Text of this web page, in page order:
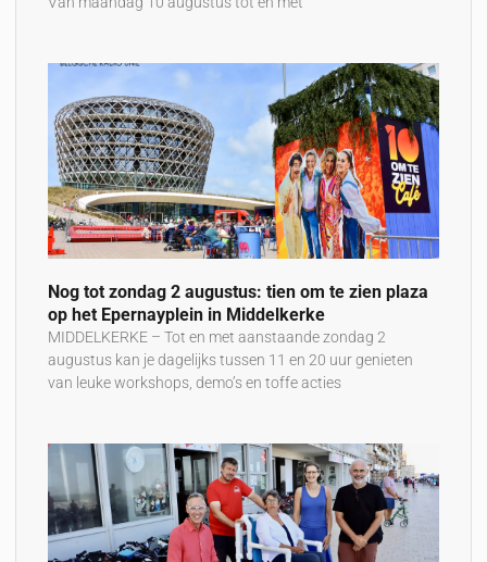
Nog tot zondag 2 augustus: tien om te zien plaza
op het Epernayplein in Middelkerke
MIDDELKERKE – Tot en met aanstaande zondag 2
augustus kan je dagelijks tussen 11 en 20 uur genieten
van leuke workshops, demo’s en toffe acties